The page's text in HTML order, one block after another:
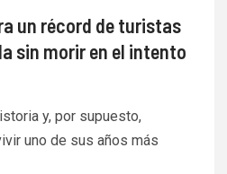
un récord de turistas
sin morir en el intento
y, por supuesto,
uno de sus años más